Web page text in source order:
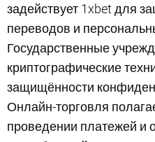
задействует 1xbet для
переводов и
Государственные
криптографические
защищённости
Онлайн-торговля
проведении платежей и